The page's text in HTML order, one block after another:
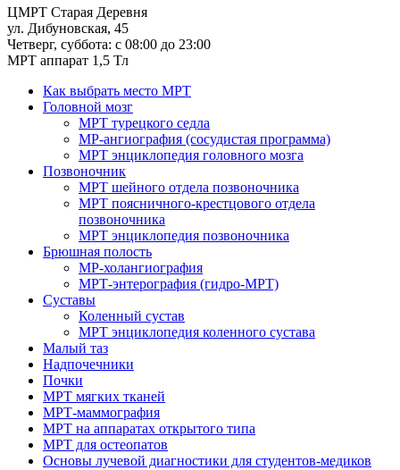
ЦМРТ Старая Деревня
ул. Дибуновская, 45
Четверг, суббота: с 08:00 до 23:00
МРТ аппарат 1,5 Тл
Как выбрать место МРТ
Головной мозг
МРТ турецкого седла
МР-ангиография (сосудистая программа)
МРТ энциклопедия головного мозга
Позвоночник
МРТ шейного отдела позвоночника
МРТ поясничного-крестцового отдела
позвоночника
МРТ энциклопедия позвоночника
Брюшная полость
МР-холангиография
МРТ-энтерография (гидро-МРТ)
Суставы
Коленный сустав
МРТ энциклопедия коленного сустава
Малый таз
Надпочечники
Почки
МРТ мягких тканей
МРТ-маммография
МРТ на аппаратах открытого типа
МРТ для остеопатов
Основы лучевой диагностики для студентов-медиков